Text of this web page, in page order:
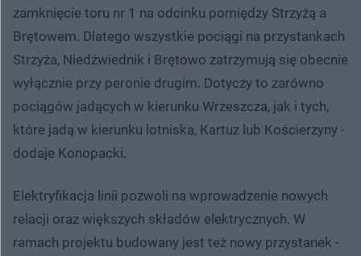
zamknięcie toru nr 1 na odcinku pomiędzy Strzyżą a
Brętowem. Dlatego wszystkie pociągi na przystankach
Strzyża, Niedźwiednik i Brętowo zatrzymują się obecnie
wyłącznie przy peronie drugim. Dotyczy to zarówno
pociągów jadących w kierunku Wrzeszcza, jak i tych,
które jadą w kierunku lotniska, Kartuz lub Kościerzyny -
dodaje Konopacki.
Elektryfikacja linii pozwoli na wprowadzenie nowych
relacji oraz większych składów elektrycznych. W
ramach projektu budowany jest też nowy przystanek -